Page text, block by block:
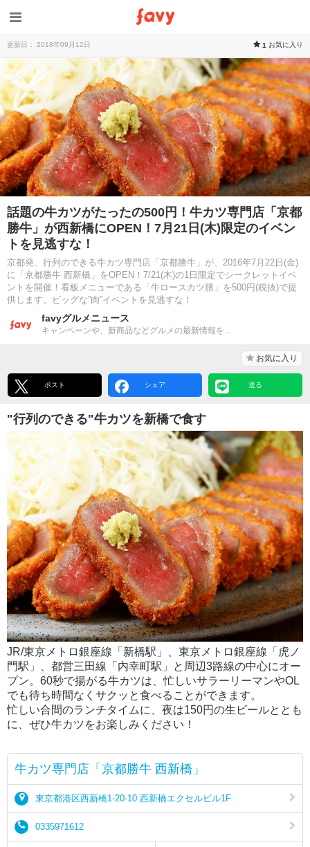
更新日： 2018年09月12日 1 お気に入り
話題の牛カツがたったの500円！牛カツ専門店「京都
勝牛」が西新橋にOPEN！7月21日(木)限定のイベン
トを見逃すな！
京都発、行列のできる牛カツ専門店「京都勝牛」が、2016年7月22日(金)
に「京都勝牛 西新橋」をOPEN！7/21(木)の1日限定でシークレットイベ
ントを開催！看板メニューである「牛ロースカツ膳」を500円(税抜)で提
供します。ビッグな”肉”イベントを見逃すな！
favyグルメニュース
キャンペーンや、新商品などグルメの最新情報を...
お気に入り
ポスト シェア 送る
"行列のできる"牛カツを新橋で食す
JR/東京メトロ銀座線「新橋駅」、東京メトロ銀座線「虎ノ
門駅」、都営三田線「内幸町駅」と周辺3路線の中心にオー
プン。60秒で揚がる牛カツは、忙しいサラーリーマンやOL
でも待ち時間なくサクッと食べることができます。
忙しい合間のランチタイムに、夜は150円の生ビールととも
に、ぜひ牛カツをお楽しみください！
牛カツ専門店「京都勝牛 西新橋」
東京都港区西新橋1-20-10 西新橋エクセルビル1F
0335971612